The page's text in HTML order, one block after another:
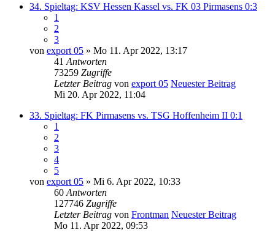
34. Spieltag: KSV Hessen Kassel vs. FK 03 Pirmasens 0:3
1
2
3
von export 05 » Mo 11. Apr 2022, 13:17
41 Antworten
73259 Zugriffe
Letzter Beitrag von export 05 Neuester Beitrag
Mi 20. Apr 2022, 11:04
33. Spieltag: FK Pirmasens vs. TSG Hoffenheim II 0:1
1
2
3
4
5
von export 05 » Mi 6. Apr 2022, 10:33
60 Antworten
127746 Zugriffe
Letzter Beitrag von Frontman Neuester Beitrag
Mo 11. Apr 2022, 09:53